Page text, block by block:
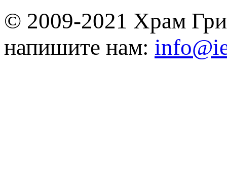
© 2009-2021 Храм
напишите нам: